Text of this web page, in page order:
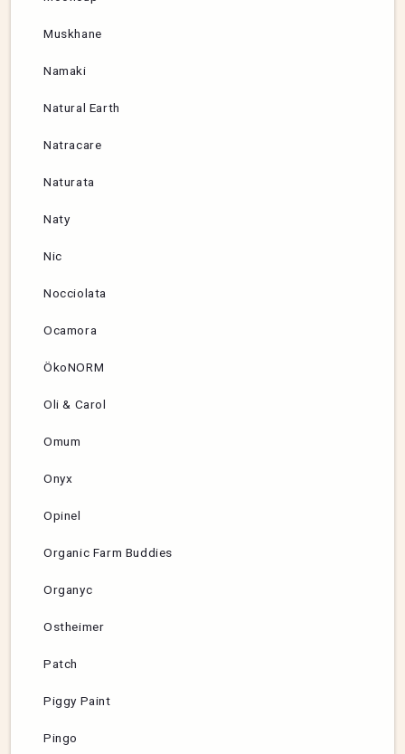
Muskhane
Namaki
Natural Earth
Natracare
Naturata
Naty
Nic
Nocciolata
Ocamora
ÖkoNORM
Oli & Carol
Omum
Onyx
Opinel
Organic Farm Buddies
Organyc
Ostheimer
Patch
Piggy Paint
Pingo